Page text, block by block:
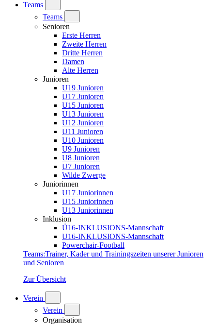
Teams
Teams
Senioren
Erste Herren
Zweite Herren
Dritte Herren
Damen
Alte Herren
Junioren
U19 Junioren
U17 Junioren
U15 Junioren
U13 Junioren
U12 Junioren
U11 Junioren
U10 Junioren
U9 Junioren
U8 Junioren
U7 Junioren
Wilde Zwerge
Juniorinnen
U17 Juniorinnen
U15 Juniorinnen
U13 Juniorinnen
Inklusion
Ü16-INKLUSIONS-Mannschaft
U16-INKLUSIONS-Mannschaft
Powerchair-Football
Teams:Trainer, Kader und Trainingszeiten unserer Junioren
und Senioren
Zur Übersicht
Verein
Verein
Organisation